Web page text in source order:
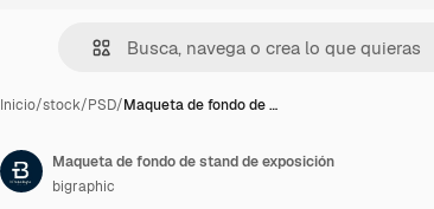
Inicio/stock/PSD/Maqueta de fondo de …
Maqueta de fondo de stand de exposición
bigraphic